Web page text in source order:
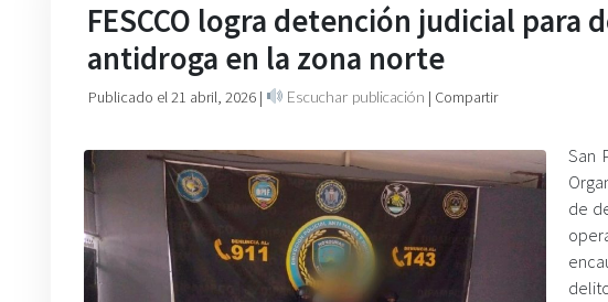
FESCCO logra detención judicial para
antidroga en la zona norte
Publicado el 21 abril, 2026 | Escuchar publicación | Compartir
San
de